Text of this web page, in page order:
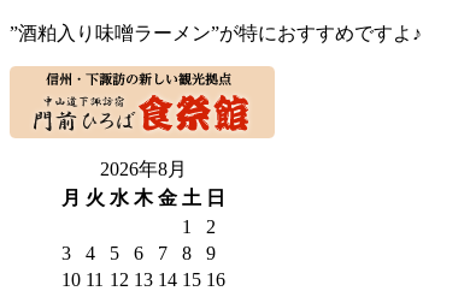
”酒粕入り味噌ラーメン”が特におすすめですよ♪
2026年8月
月 火 水 木 金 土 日
1
2
3
4 5 6 7 8
9
10 11 12 13 14 15 16